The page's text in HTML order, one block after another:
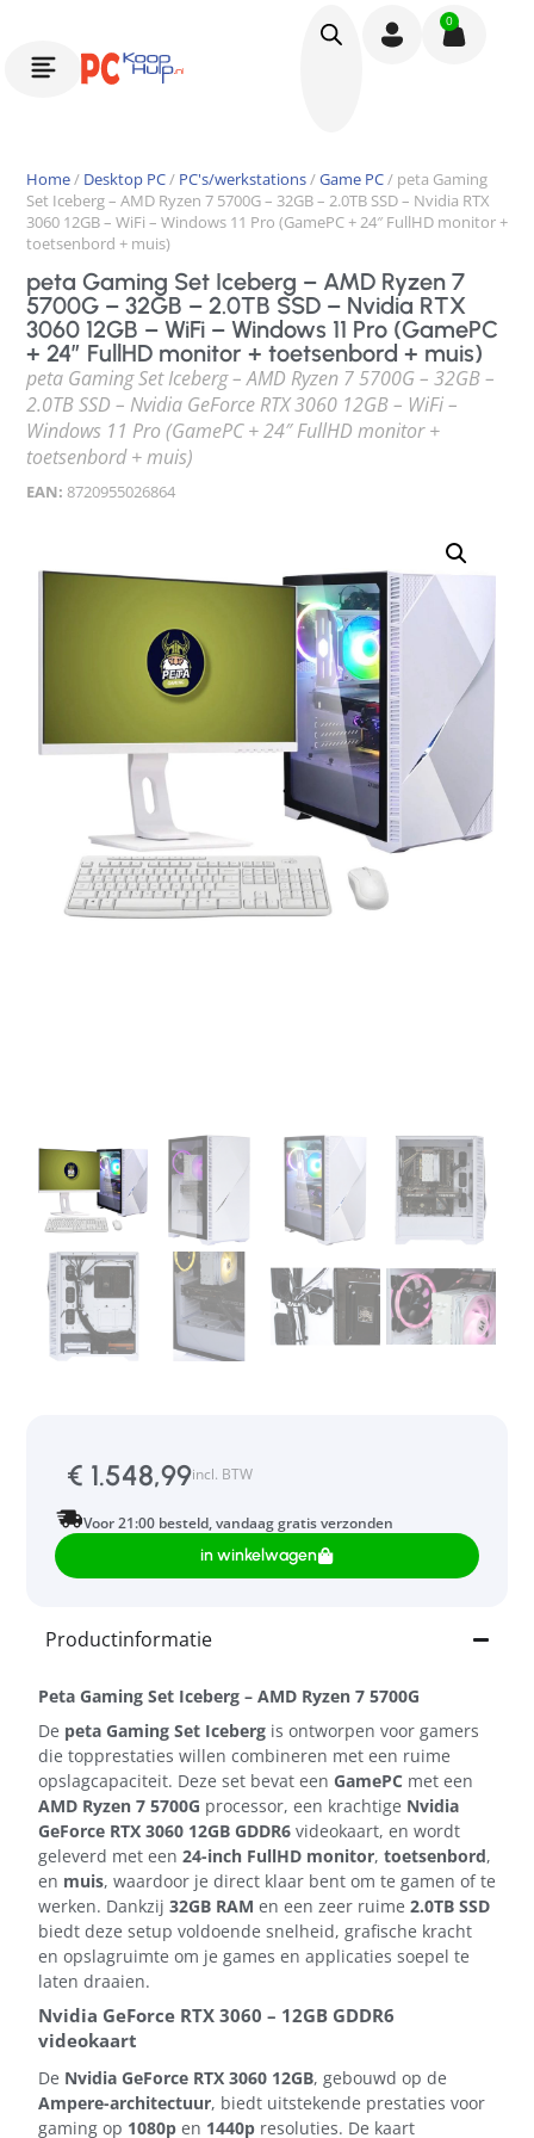
0
Home/ Desktop PC/ PC's/werkstations/Game PC/ peta Gaming
Set Iceberg – AMD Ryzen 7 5700G – 32GB – 2.0TB SSD – Nvidia RTX
3060 12GB – WiFi – Windows 11 Pro (GamePC + 24″ FullHD monitor +
toetsenbord + muis)
peta Gaming Set Iceberg – AMD Ryzen 7
5700G – 32GB – 2.0TB SSD – Nvidia RTX
3060 12GB – WiFi – Windows 11 Pro (GamePC
+ 24″ FullHD monitor + toetsenbord + muis)
peta Gaming Set Iceberg – AMD Ryzen 7 5700G – 32GB –
2.0TB SSD – Nvidia GeForce RTX 3060 12GB – WiFi –
Windows 11 Pro (GamePC + 24″ FullHD monitor +
toetsenbord + muis)
EAN: 8720955026864
€ 1.548,99incl. BTW
Voor 21:00 besteld, vandaag gratis verzonden
in winkelwagen
Productinformatie
Peta Gaming Set Iceberg – AMD Ryzen 7 5700G
De peta Gaming Set Iceberg is ontworpen voor gamers
die topprestaties willen combineren met een ruime
opslagcapaciteit. Deze set bevat een GamePC met een
AMD Ryzen 7 5700G processor, een krachtige Nvidia
GeForce RTX 3060 12GB GDDR6 videokaart, en wordt
geleverd met een 24-inch FullHD monitor, toetsenbord,
en muis, waardoor je direct klaar bent om te gamen of te
werken. Dankzij 32GB RAM en een zeer ruime 2.0TB SSD
biedt deze setup voldoende snelheid, grafische kracht
en opslagruimte om je games en applicaties soepel te
laten draaien.
Nvidia GeForce RTX 3060 – 12GB GDDR6
videokaart
De Nvidia GeForce RTX 3060 12GB, gebouwd op de
Ampere-architectuur, biedt uitstekende prestaties voor
gaming op 1080p en 1440p resoluties. De kaart